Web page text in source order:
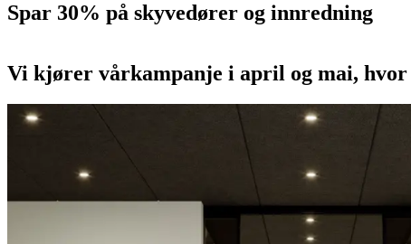
Spar 30% på skyvedører og innredning
Vi kjører vårkampanje i april og mai,